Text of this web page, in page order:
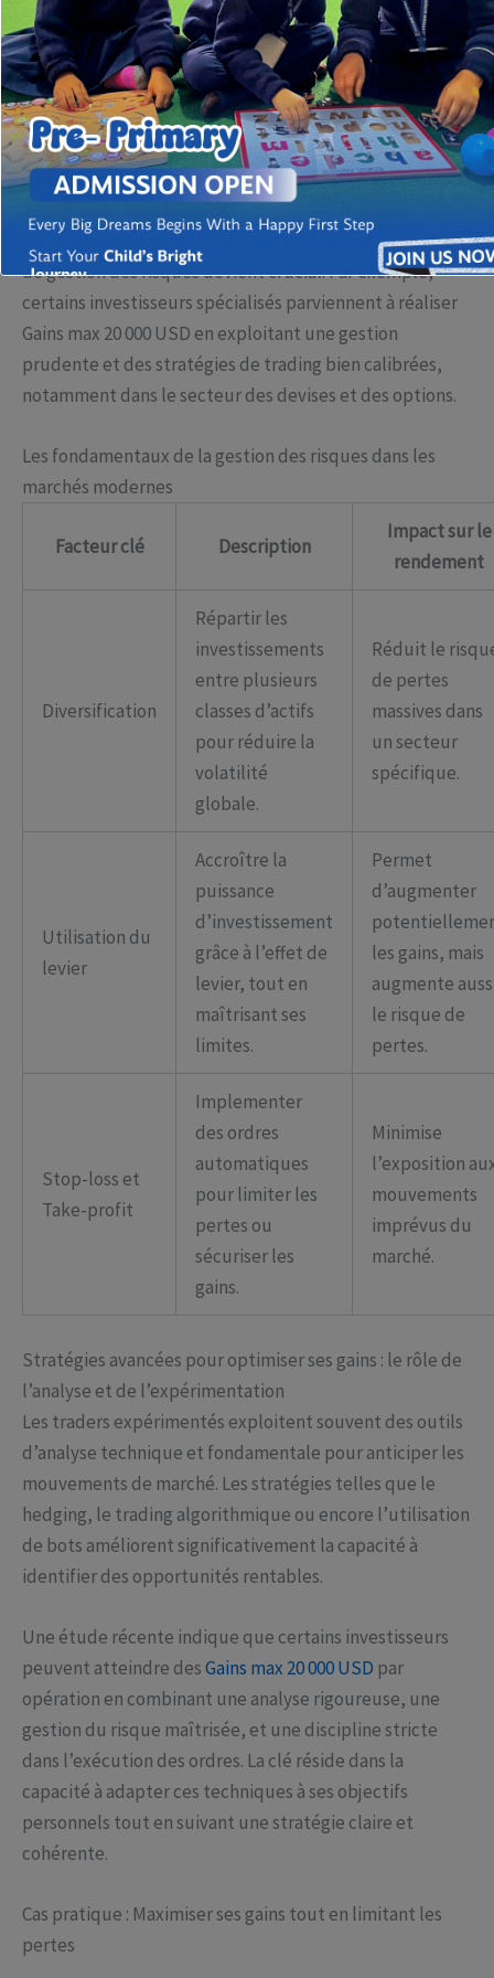
la nécessité d’adopter des stratégies d’investissement
sophistiquées, capables de concilier potentiel de
rendement élevé et gestion rigoureuse des risques.
Les traders ambitieux cherchent généralement à
maximiser leurs gains tout en limitant l’exposition à la
volatilité du marché. Dans ce contexte, avoir une
compréhension approfondie des techniques avancées
de gestion des risques devient crucial. Par exemple,
certains investisseurs spécialisés parviennent à réaliser
Gains max 20 000 USD en exploitant une gestion
prudente et des stratégies de trading bien calibrées,
notamment dans le secteur des devises et des options.
Les fondamentaux de la gestion des risques dans les
marchés modernes
Facteur clé Description
Impact sur le
rendement
Diversification
Répartir les
investissements
entre plusieurs
classes d’actifs
pour réduire la
volatilité
globale.
Réduit le
de pertes
massives dans
un secteur
spécifique.
Utilisation du
levier
Accroître la
puissance
d’investissement
grâce à l’effet de
levier, tout en
maîtrisant ses
limites.
Permet
d’augmenter
les gains, mais
augmente
le risque de
pertes.
Stop-loss et
Take-profit
Implementer
des ordres
automatiques
pour limiter les
pertes ou
sécuriser les
gains.
Minimise
l’exposition
mouvements
imprévus du
marché.
Stratégies avancées pour optimiser ses gains : le rôle de
l’analyse et de l’expérimentation
Les traders expérimentés exploitent souvent des outils
d’analyse technique et fondamentale pour anticiper les
mouvements de marché. Les stratégies telles que le
hedging, le trading algorithmique ou encore l’utilisation
de bots améliorent significativement la capacité à
identifier des opportunités rentables.
Une étude récente indique que certains investisseurs
peuvent atteindre desGains max 20 000 USD par
opération en combinant une analyse rigoureuse, une
gestion du risque maîtrisée, et une discipline stricte
dans l’exécution des ordres. La clé réside dans la
capacité à adapter ces techniques à ses objectifs
personnels tout en suivant une stratégie claire et
cohérente.
Cas pratique : Maximiser ses gains tout en limitant les
pertes